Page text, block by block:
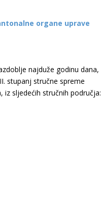
organe uprave
najduže godinu dana,
stupanj stručne spreme
sljedećih stručnih područja: